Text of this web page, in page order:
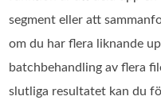
segment eller att
om du har flera liknande
batchbehandling av flera
slutliga resultatet kan du